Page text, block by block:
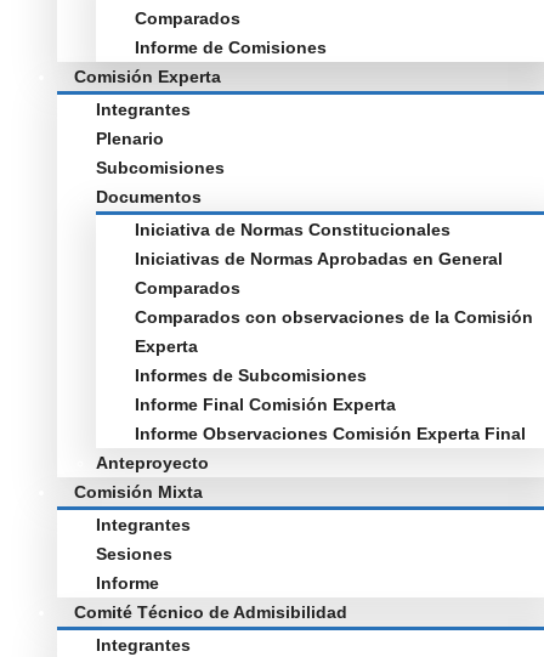
Comparados
Informe de Comisiones
Comisión Experta
Integrantes
Plenario
Subcomisiones
Documentos
Iniciativa de Normas Constitucionales
Iniciativas de Normas Aprobadas en General
Comparados
Comparados con observaciones de la Comisión
Experta
Informes de Subcomisiones
Informe Final Comisión Experta
Informe Observaciones Comisión Experta Final
Anteproyecto
Comisión Mixta
Integrantes
Sesiones
Informe
Comité Técnico de Admisibilidad
Integrantes